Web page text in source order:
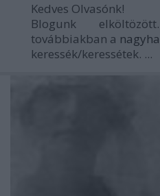
Kedves Olvasónk!
Blogunk
továbbiakban a
keressék/keressétek. ...